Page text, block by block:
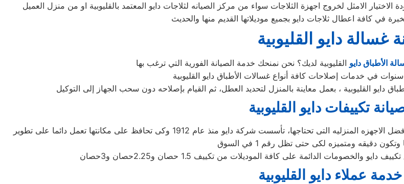
غسالة دايو القليوبية
الأطباق دايو
دايو القليوبية ، بعمل معاينة بالمنزل لتحديد العطل، ثم القيام بإصلاحه دون سحب الجهاز إلى التوكيل
تكييفات دايو القليوبية
شركة دايو اليابانيه من افضل الشركات التى توجد فى اسواق المكيفات وتوفر لنا افضل الاجهزه المنزليه التى تحتاجها، تأسست شركة دايو منذ عام 1912 وكى تحافظ على مكانتها تعمل دائما على تطوير
عملاء دايو القليوبية